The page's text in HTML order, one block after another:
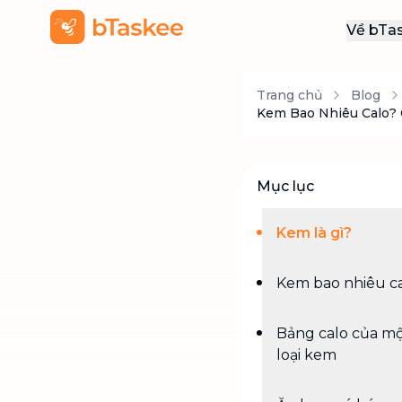
Về
Trang chủ Blog
Kem Bao Nhiêu
Mục lục
Kem là gì?
Kem bao nhiêu
Bảng calo của
loại kem